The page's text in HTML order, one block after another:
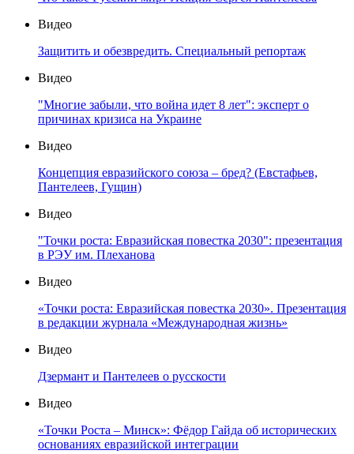
Видео
Защитить и обезвредить. Специальный репортаж
Видео
"Многие забыли, что война идет 8 лет": эксперт о
причинах кризиса на Украине
Видео
Концепция евразийского союза – бред? (Евстафьев,
Пантелеев, Гущин)
Видео
"Точки роста: Евразийская повестка 2030": презентация
в РЭУ им. Плеханова
Видео
«Точки роста: Евразийская повестка 2030». Презентация
в редакции журнала «Международная жизнь»
Видео
Дзермант и Пантелеев о русскости
Видео
«Точки Роста – Минск»: Фёдор Гайда об исторических
основаниях евразийской интеграции